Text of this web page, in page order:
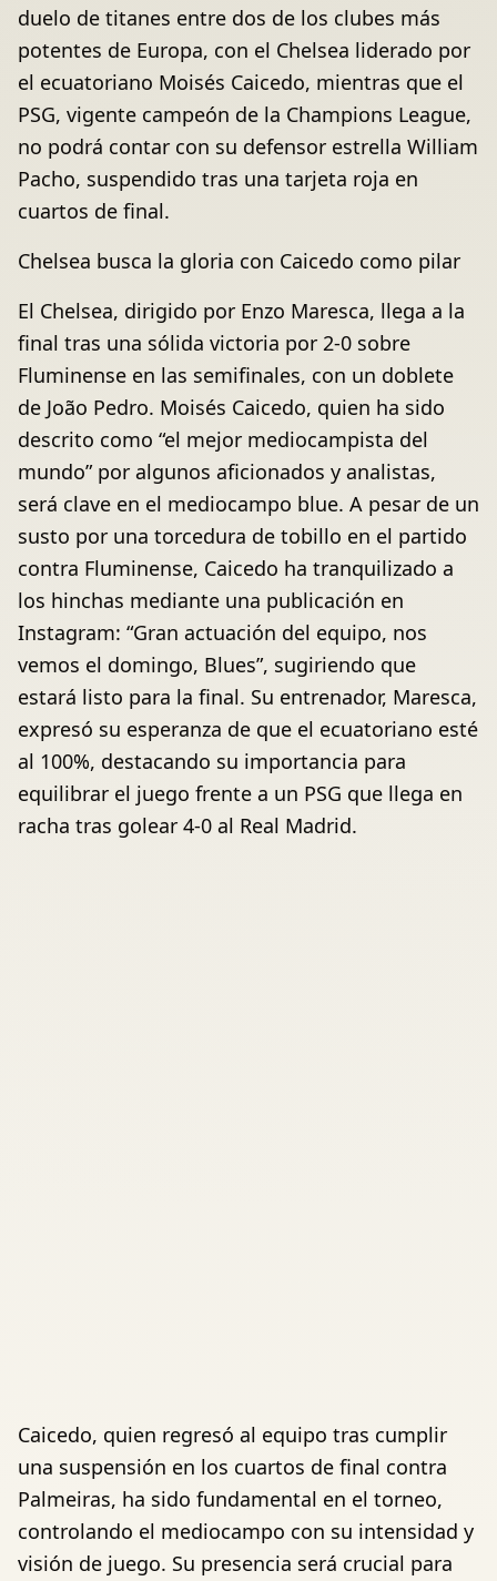
duelo de titanes entre dos de los clubes más
potentes de Europa, con el Chelsea liderado por
el ecuatoriano Moisés Caicedo, mientras que el
PSG, vigente campeón de la Champions League,
no podrá contar con su defensor estrella William
Pacho, suspendido tras una tarjeta roja en
cuartos de final.
Chelsea busca la gloria con Caicedo como pilar
El Chelsea, dirigido por Enzo Maresca, llega a la
final tras una sólida victoria por 2-0 sobre
Fluminense en las semifinales, con un doblete
de João Pedro. Moisés Caicedo, quien ha sido
descrito como “el mejor mediocampista del
mundo” por algunos aficionados y analistas,
será clave en el mediocampo blue. A pesar de un
susto por una torcedura de tobillo en el partido
contra Fluminense, Caicedo ha tranquilizado a
los hinchas mediante una publicación en
Instagram: “Gran actuación del equipo, nos
vemos el domingo, Blues”, sugiriendo que
estará listo para la final. Su entrenador, Maresca,
expresó su esperanza de que el ecuatoriano esté
al 100%, destacando su importancia para
equilibrar el juego frente a un PSG que llega en
racha tras golear 4-0 al Real Madrid.
Caicedo, quien regresó al equipo tras cumplir
una suspensión en los cuartos de final contra
Palmeiras, ha sido fundamental en el torneo,
controlando el mediocampo con su intensidad y
visión de juego. Su presencia será crucial para